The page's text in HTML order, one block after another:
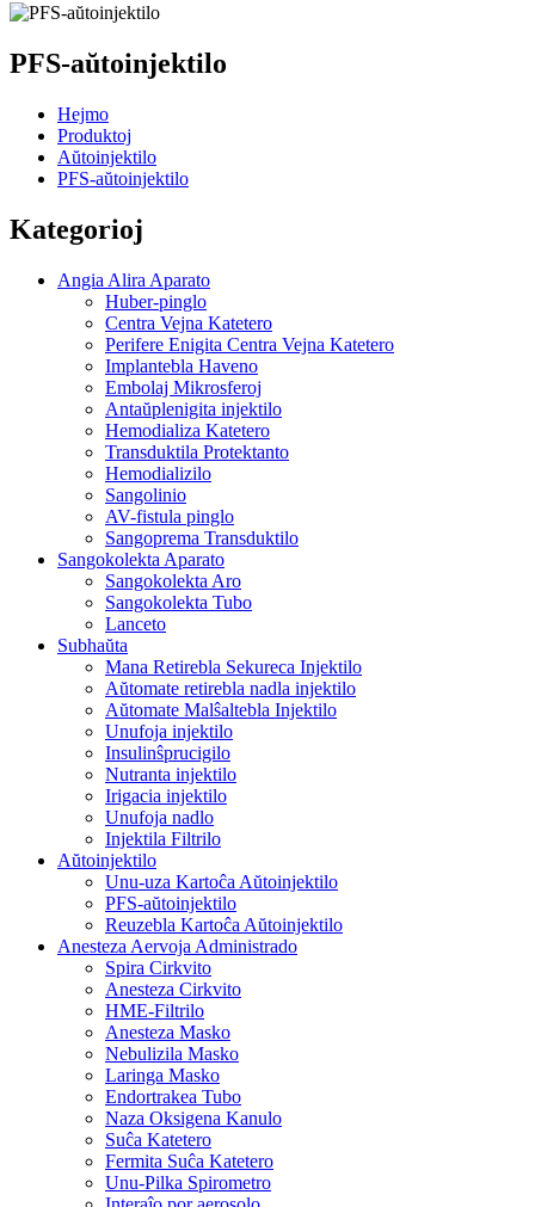
PFS-aŭtoinjektilo
Hejmo
Produktoj
Aŭtoinjektilo
PFS-aŭtoinjektilo
Kategorioj
Angia Alira Aparato
Huber-pinglo
Centra Vejna Katetero
Perifere Enigita Centra Vejna Katetero
Implantebla Haveno
Embolaj Mikrosferoj
Antaŭplenigita injektilo
Hemodializa Katetero
Transduktila Protektanto
Hemodializilo
Sangolinio
AV-fistula pinglo
Sangoprema Transduktilo
Sangokolekta Aparato
Sangokolekta Aro
Sangokolekta Tubo
Lanceto
Subhaŭta
Mana Retirebla Sekureca Injektilo
Aŭtomate retirebla nadla injektilo
Aŭtomate Malŝaltebla Injektilo
Unufoja injektilo
Insulinŝprucigilo
Nutranta injektilo
Irigacia injektilo
Unufoja nadlo
Injektila Filtrilo
Aŭtoinjektilo
Unu-uza Kartoĉa Aŭtoinjektilo
PFS-aŭtoinjektilo
Reuzebla Kartoĉa Aŭtoinjektilo
Anesteza Aervoja Administrado
Spira Cirkvito
Anesteza Cirkvito
HME-Filtrilo
Anesteza Masko
Nebulizila Masko
Laringa Masko
Endortrakea Tubo
Naza Oksigena Kanulo
Suĉa Katetero
Fermita Suĉa Katetero
Unu-Pilka Spirometro